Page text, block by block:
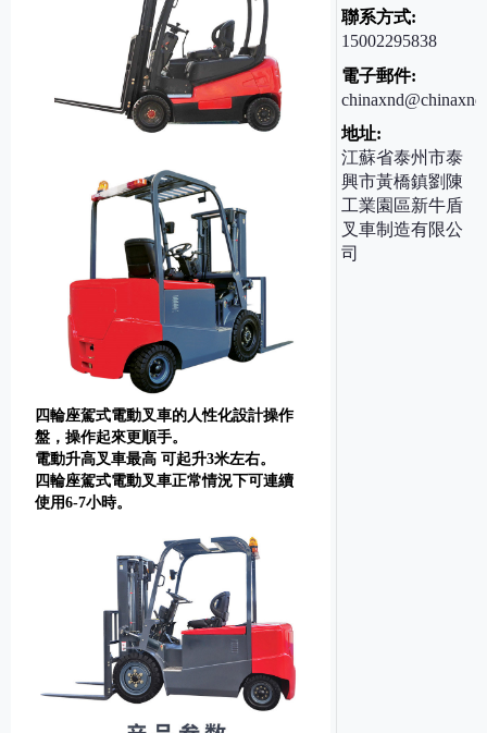
四輪座駕式電動叉車的人性化設計操作
盤，操作起來更順手。
電動升高叉車最高 可起升3米左右。
四輪座駕式電動叉車正常情況下可連續
使用6-7小時。
聯系方式:
15002295838
電子郵件:
地址:
江蘇省泰州市泰
興市黃橋鎮劉陳
工業園區新牛盾
叉車制造有限公
司